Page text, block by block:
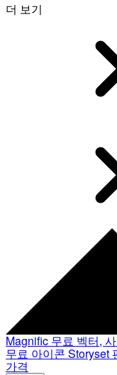
더 보기
Magnific 무료 벡터,
무료 아이콘 Storyset
가격